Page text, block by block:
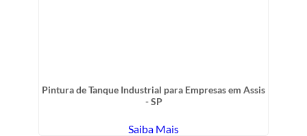
Pintura de Tanque Industrial para Empresas em Assis
- SP
Saiba Mais